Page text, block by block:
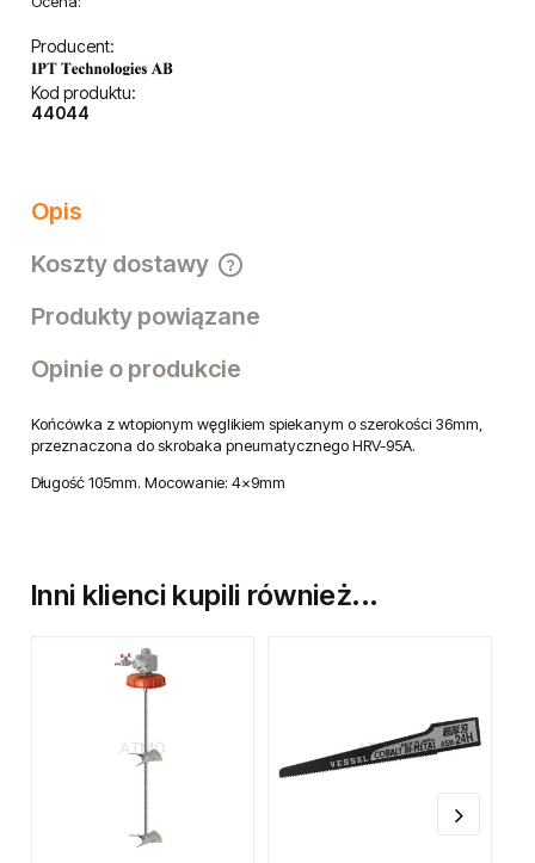
Producent:
Kod produktu:
44044
Opis
Koszty dostawy
Cena nie zawiera ewentualnych kosztów płatności
Produkty powiązane
Opinie o produkcie
Końcówka z wtopionym węglikiem spiekanym o szerokości 36mm,
przeznaczona do skrobaka pneumatycznego HRV-95A.
Długość 105mm. Mocowanie: 4x9mm
Inni klienci kupili również...